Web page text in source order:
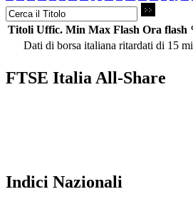
Titoli Uffic. Min Max Flash Ora flash
Dati di borsa italiana ritardati di 15
FTSE Italia All-Share
Indici Nazionali